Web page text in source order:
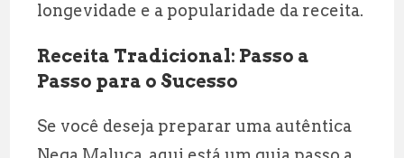
longevidade e a popularidade da receita.
Receita Tradicional: Passo a
Passo para o Sucesso
Se você deseja preparar uma autêntica